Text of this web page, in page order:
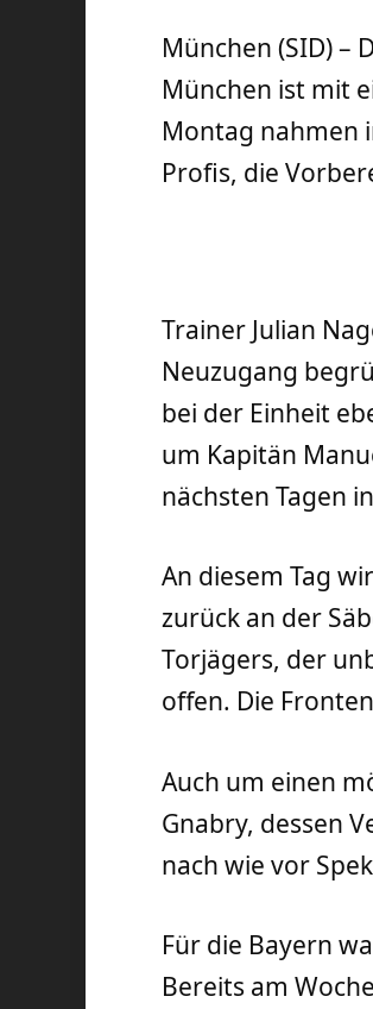
München (SID) –
München ist mit
Montag nahmen
Profis, die
Trainer Julian
Neuzugang
bei der Einheit
um Kapitän
nächsten Tagen
An diesem Tag
zurück an der
Torjägers, der
offen. Die
Auch um einen
Gnabry, dessen
nach wie vor
Für die Bayern
Bereits am